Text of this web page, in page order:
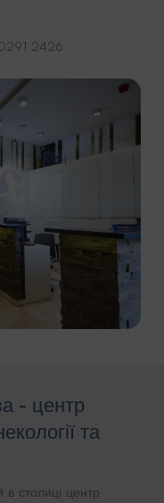
2426
- центр
та
в столиці центр